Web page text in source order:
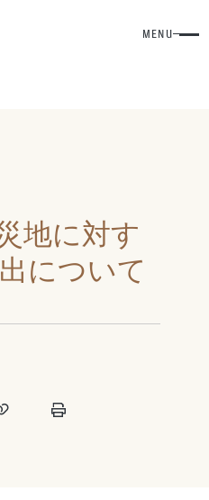
MENU
地に対す
について